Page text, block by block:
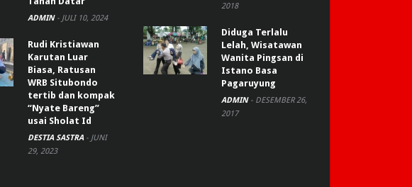
ADMIN - JULI 10, 2024
Rudi Kristiawan
Karutan Luar
Biasa, Ratusan
WRB Situbondo
tertib dan kompak
“Nyate Bareng”
usai Sholat Id
DESTIA SASTRA - JUNI
29, 2023
2018
Diduga Terlalu
Lelah, Wisatawan
Wanita Pingsan di
Istano Basa
Pagaruyung
ADMIN - DESEMBER 26,
2017